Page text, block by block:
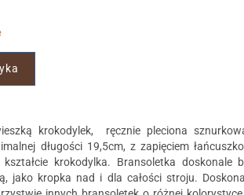
krokodylek, ręcznie pleciona
długości 19,5cm, z zapięciem
krokodylka. Bransoletka doskonale
jako kropka nad i dla całości stroju.